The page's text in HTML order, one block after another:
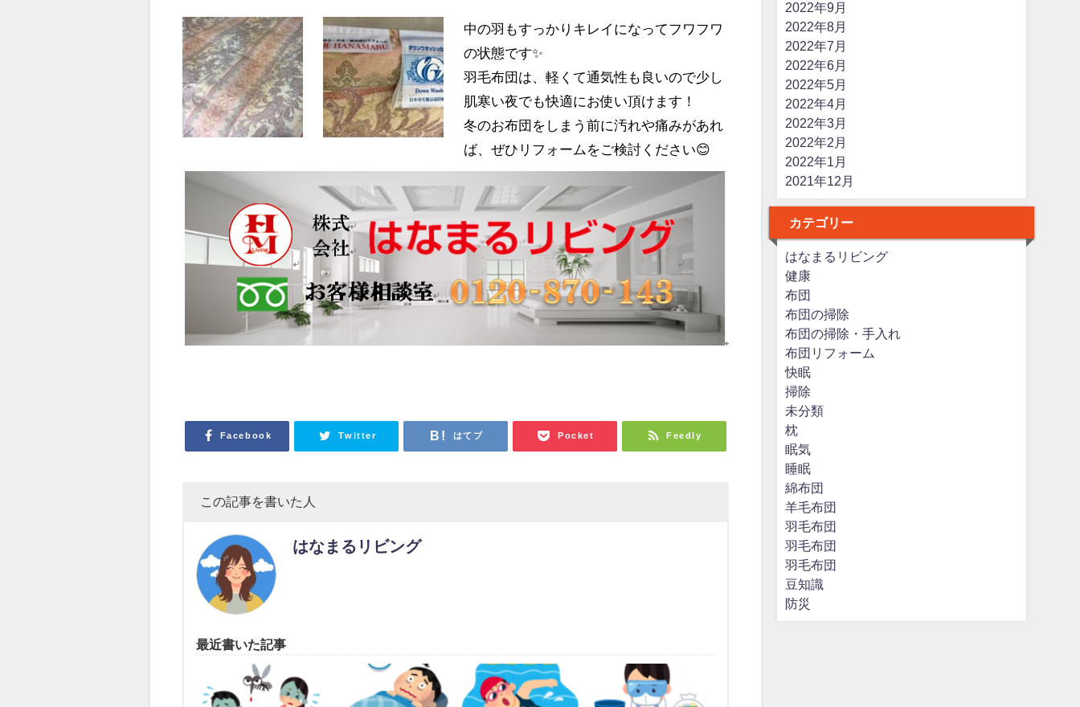
中の羽もすっかりキレイになってフワフワ
の状態です✨
羽毛布団は、軽くて通気性も良いので少し
肌寒い夜でも快適にお使い頂けます！
冬のお布団をしまう前に汚れや痛みがあれ
ば、ぜひリフォームをご検討ください😊
Facebook Twitter はてブ Pocket Feedly
この記事を書いた人
はなまるリビング
最近書いた記事
2022年9月
2022年8月
2022年7月
2022年6月
2022年5月
2022年4月
2022年3月
2022年2月
2022年1月
2021年12月
カテゴリー
はなまるリビング
健康
布団
布団の掃除
布団の掃除・手入れ
布団リフォーム
快眠
掃除
未分類
枕
眠気
睡眠
綿布団
羊毛布団
羽毛布団
羽毛布団
羽毛布団
豆知識
防災